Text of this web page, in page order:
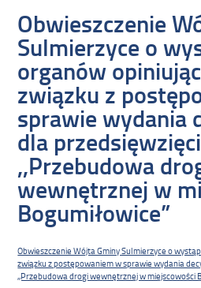
Obwieszczenie
Sulmierzyce o
organów
związku z
sprawie wydania
dla
,,Przebudowa
wewnętrznej w
Bogumiłowice”
Obwieszczenie Wójta Gminy Sulmierzyce o
związku z postępowaniem w sprawie wydania
,,Przebudowa drogi wewnętrznej w miejscowości